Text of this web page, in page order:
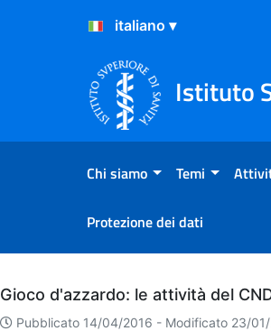
Salta al Contenuto
Salta al Footer
Istituto
Chi siamo Temi
Protezione dei dati
Archivio
Gioco d'azzardo: le attività del
Pubblicato 14/04/2016 - Modificato 23/